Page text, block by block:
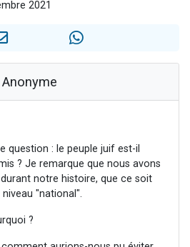
de donner son Maasser
vient de donner son Maasser
3 personnes viennent de nous rejoindre sur WhatsApp
2021
question : le peuple juif est-il
? Je remarque que nous avons
notre histoire, que ce soit
"national".
?